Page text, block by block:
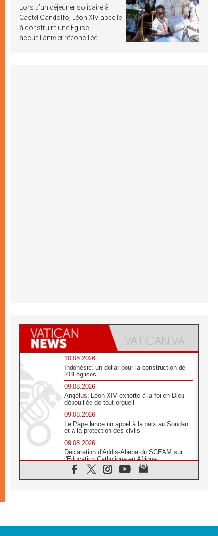
Lors d’un déjeuner solidaire à
Castel Gandolfo, Léon XIV appelle
à construire une Église
accueillante et réconciliée
10.08.2026
Indonésie: un dollar pour la construction de
219 églises
09.08.2026
Angélus: Léon XIV exhorte à la foi en Dieu
dépouillée de tout orgueil
09.08.2026
Le Pape lance un appel à la paix au Soudan
et à la protection des civils
09.08.2026
Déclaration d'Addis-Abeba du SCEAM sur
l'Éducation Catholique en Afrique
08.08.2026
En Cisjordanie, les chrétiens se sentent
08.08.2026